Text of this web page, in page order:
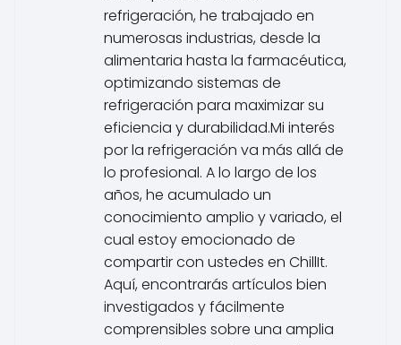
refrigeración, he trabajado en
numerosas industrias, desde la
alimentaria hasta la farmacéutica,
optimizando sistemas de
refrigeración para maximizar su
eficiencia y durabilidad.Mi interés
por la refrigeración va más allá de
lo profesional. A lo largo de los
años, he acumulado un
conocimiento amplio y variado, el
cual estoy emocionado de
compartir con ustedes en ChillIt.
Aquí, encontrarás artículos bien
investigados y fácilmente
comprensibles sobre una amplia